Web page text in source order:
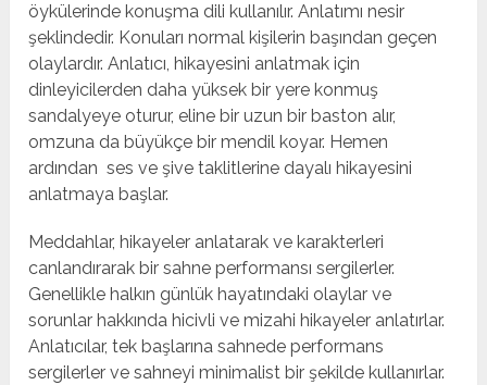
öykülerinde konuşma dili kullanılır. Anlatımı nesir
şeklindedir. Konuları normal kişilerin başından geçen
olaylardır. Anlatıcı, hikayesini anlatmak için
dinleyicilerden daha yüksek bir yere konmuş
sandalyeye oturur, eline bir uzun bir baston alır,
omzuna da büyükçe bir mendil koyar. Hemen
ardından ses ve şive taklitlerine dayalı hikayesini
anlatmaya başlar.
Meddahlar, hikayeler anlatarak ve karakterleri
canlandırarak bir sahne performansı sergilerler.
Genellikle halkın günlük hayatındaki olaylar ve
sorunlar hakkında hicivli ve mizahi hikayeler anlatırlar.
Anlatıcılar, tek başlarına sahnede performans
sergilerler ve sahneyi minimalist bir şekilde kullanırlar.